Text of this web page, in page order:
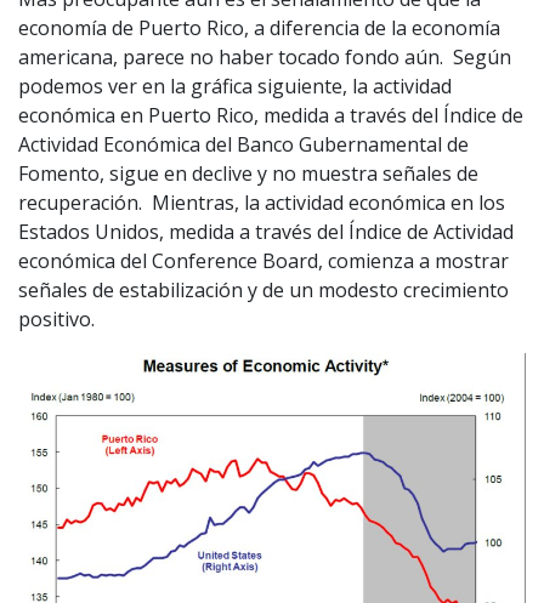
economía de Puerto Rico, a diferencia de la economía
americana, parece no haber tocado fondo aún. Según
podemos ver en la gráfica siguiente, la actividad
económica en Puerto Rico, medida a través del Índice de
Actividad Económica del Banco Gubernamental de
Fomento, sigue en declive y no muestra señales de
recuperación. Mientras, la actividad económica en los
Estados Unidos, medida a través del Índice de Actividad
económica del Conference Board, comienza a mostrar
señales de estabilización y de un modesto crecimiento
positivo.